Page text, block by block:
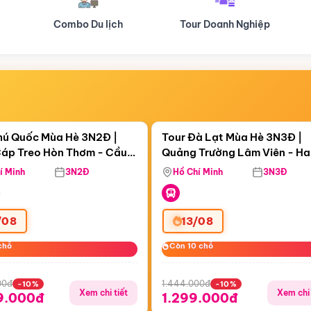
Tour Doanh Nghiệp Du lịch Hành Hương
14:30:54
Treo Hòn Thơm
Quốc Mùa Hè 3N2Đ |
Treo Hòn Thơm - Cầu
Viên Nước Aquatopia
Minh 3N2Đ
-10%
Xem chi tiết
Còn05 ngày 14:30:54
Tour Đà Lạt Mùa Hè 3N3Đ |
Quảng Trường Lâm Viên -
Hill - Puppy Farm
Hồ Chí Minh 3N3Đ
13/08
Còn 10 chỗ
Còn 10 chỗ
1.444.000đ -10%
1.299.000đ Xem